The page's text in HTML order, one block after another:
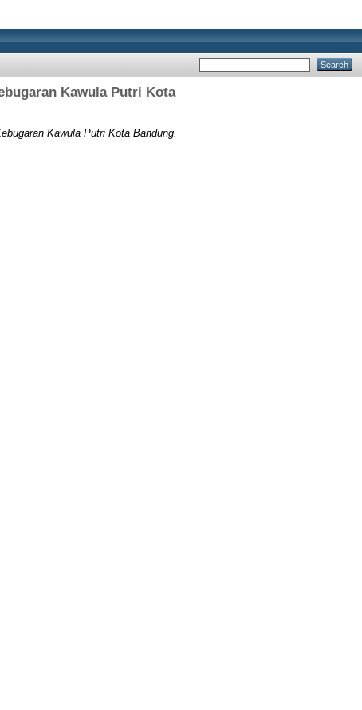
Kawula Putri Kota
Kawula Putri Kota Bandung.